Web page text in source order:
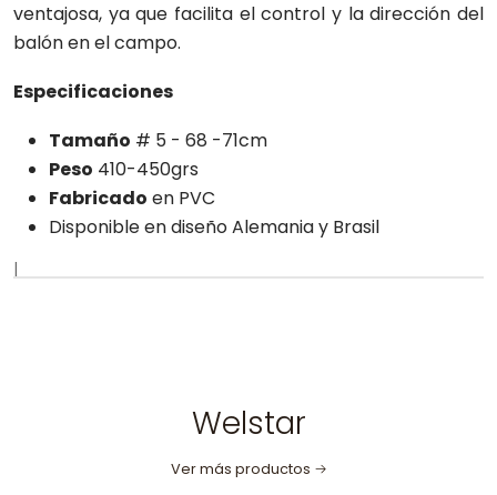
ventajosa, ya que facilita el control y la dirección del
balón en el campo.
Especificaciones
Tamaño # 5 - 68 -71cm
Peso 410-450grs
Fabricado en PVC
Disponible en diseño Alemania y Brasil
|
Welstar
Ver más productos